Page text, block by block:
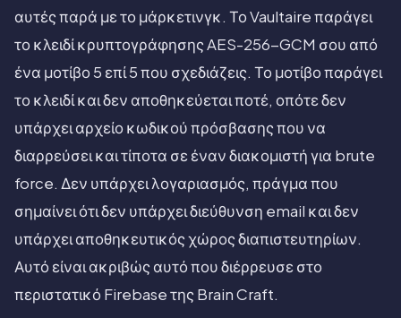
αυτές παρά με το μάρκετινγκ. Το Vaultaire παράγει
το κλειδί κρυπτογράφησης AES-256-GCM σου από
ένα μοτίβο 5 επί 5 που σχεδιάζεις. Το μοτίβο παράγει
το κλειδί και δεν αποθηκεύεται ποτέ, οπότε δεν
υπάρχει αρχείο κωδικού πρόσβασης που να
διαρρεύσει και τίποτα σε έναν διακομιστή για brute
force. Δεν υπάρχει λογαριασμός, πράγμα που
σημαίνει ότι δεν υπάρχει διεύθυνση email και δεν
υπάρχει αποθηκευτικός χώρος διαπιστευτηρίων.
Αυτό είναι ακριβώς αυτό που διέρρευσε στο
περιστατικό Firebase της Brain Craft.